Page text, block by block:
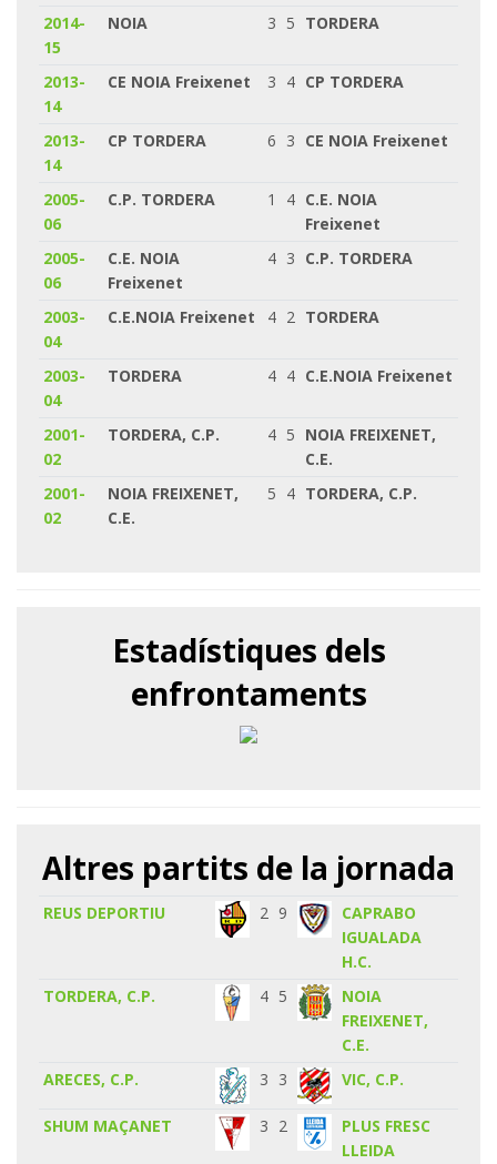
2014-
15
NOIA 3 5 TORDERA
2013-
14
CE NOIA Freixenet 3 4 CP TORDERA
2013-
14
CP TORDERA 6 3 CE NOIA Freixenet
2005-
06
C.P. TORDERA 1 4 C.E. NOIA
Freixenet
2005-
06
C.E. NOIA
Freixenet
4 3 C.P. TORDERA
2003-
04
C.E.NOIA Freixenet 4 2 TORDERA
2003-
04
TORDERA 4 4 C.E.NOIA Freixenet
2001-
02
TORDERA, C.P. 4 5 NOIA FREIXENET,
C.E.
2001-
02
NOIA FREIXENET,
C.E.
5 4 TORDERA, C.P.
Estadístiques dels
enfrontaments
Altres partits de la jornada
REUS DEPORTIU 2 9
CAPRABO
IGUALADA
H.C.
TORDERA, C.P.
4 5
NOIA
FREIXENET,
C.E.
ARECES, C.P.
3 3 VIC, C.P.
SHUM MAÇANET 3 2
PLUS FRESC
LLEIDA